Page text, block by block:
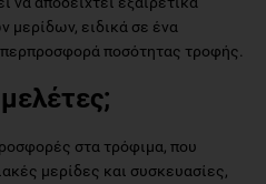
μερίδων, ειδικά σε ένα
ποσότητας τροφής.
μελέτες;
στα τρόφιμα, που
μερίδες και συσκευασίες,